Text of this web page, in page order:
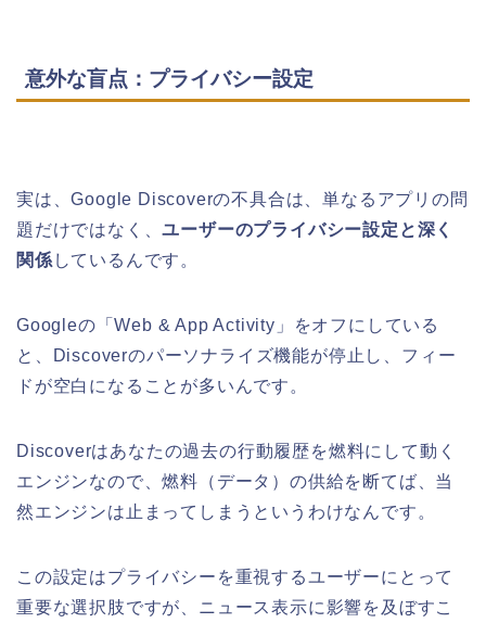
意外な盲点：プライバシー設定
実は、Google Discoverの不具合は、単なるアプリの問
題だけではなく、ユーザーのプライバシー設定と深く
関係 しているんです。
Googleの「Web & App Activity」をオフにしている
と、Discoverのパーソナライズ機能が停止し、フィー
ドが空白になることが多いんです。
Discoverはあなたの過去の行動履歴を燃料にして動く
エンジンなので、燃料（データ）の供給を断てば、当
然エンジンは止まってしまうというわけなんです。
この設定はプライバシーを重視するユーザーにとって
重要な選択肢ですが、ニュース表示に影響を及ぼすこ